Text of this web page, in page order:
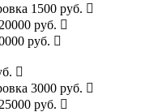
1500 руб.
20000 руб.
руб.
3000 руб.
25000 руб.